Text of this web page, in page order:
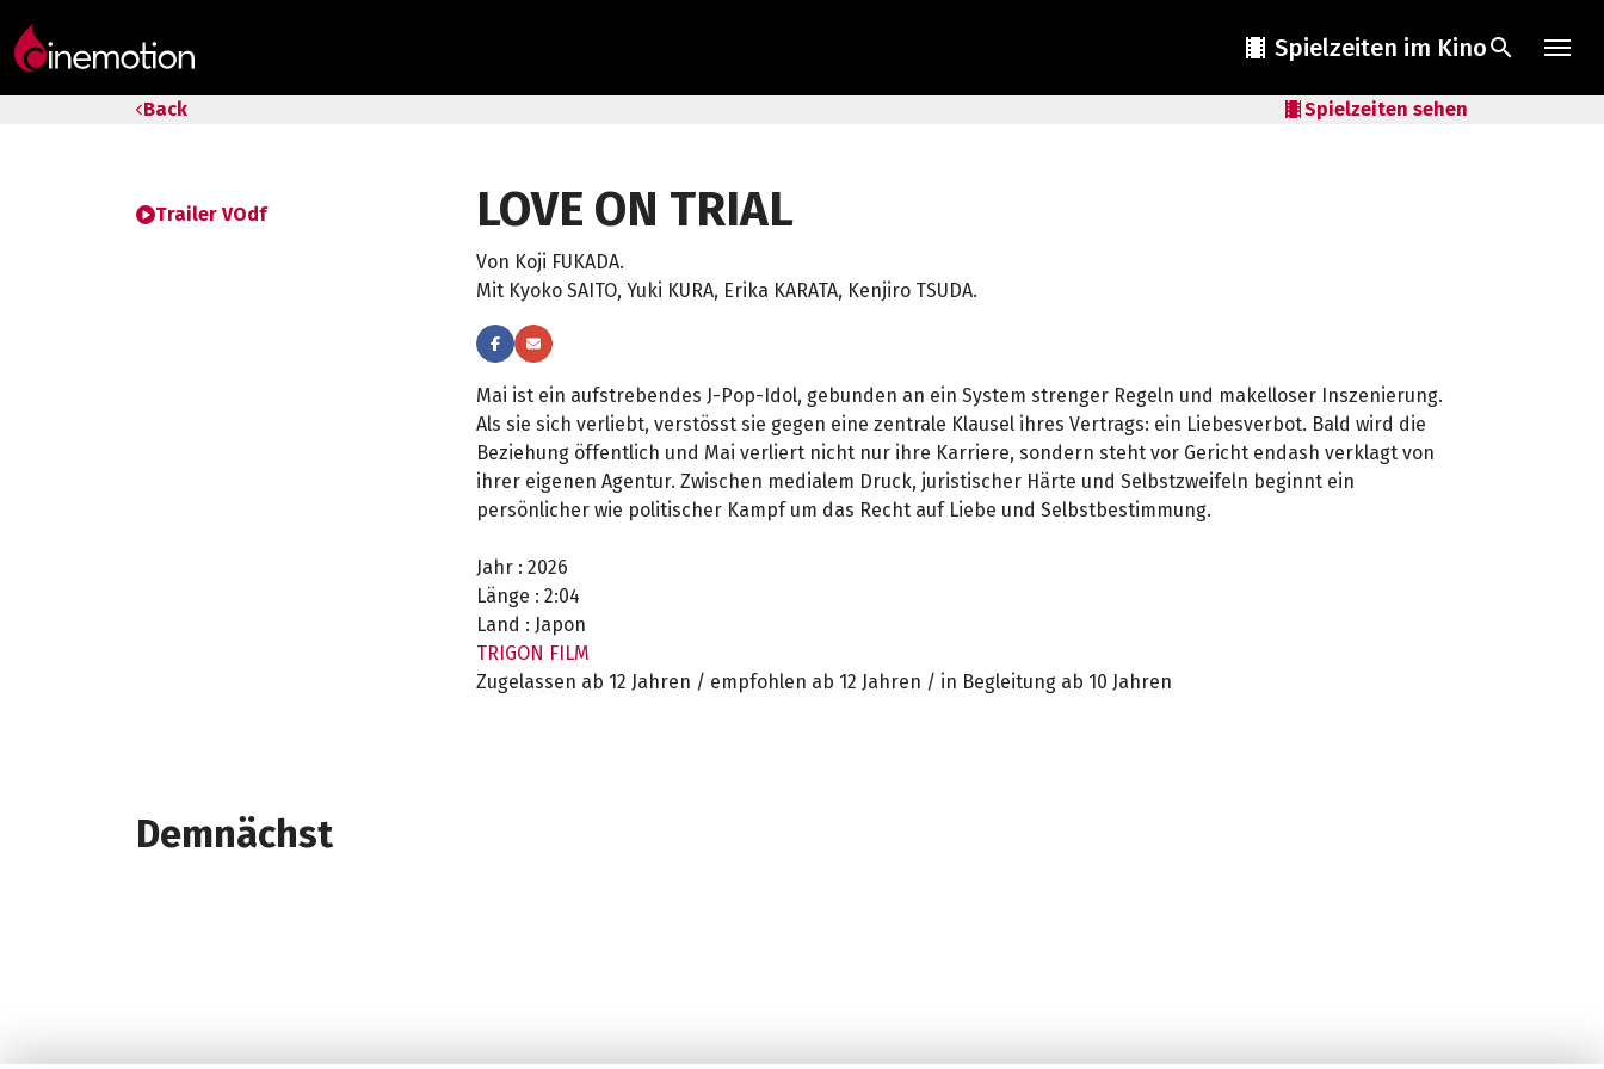
local_movies Spielzeiten im Kinosearch
Back local_movies Spielzeiten sehen
Trailer VOdf LOVE ON TRIAL
Von Koji FUKADA.
Mit Kyoko SAITO, Yuki KURA, Erika KARATA, Kenjiro TSUDA.
Mai ist ein aufstrebendes J-Pop-Idol, gebunden an ein System strenger Regeln und makelloser Inszenierung.
Als sie sich verliebt, verstösst sie gegen eine zentrale Klausel ihres Vertrags: ein Liebesverbot. Bald wird die
Beziehung öffentlich und Mai verliert nicht nur ihre Karriere, sondern steht vor Gericht endash verklagt von
ihrer eigenen Agentur. Zwischen medialem Druck, juristischer Härte und Selbstzweifeln beginnt ein
persönlicher wie politischer Kampf um das Recht auf Liebe und Selbstbestimmung.
Jahr : 2026
Länge : 2:04
Land : Japon
TRIGON FILM
Zugelassen ab 12 Jahren / empfohlen ab 12 Jahren / in Begleitung ab 10 Jahren
Demnächst
Geschenk-Gutschein